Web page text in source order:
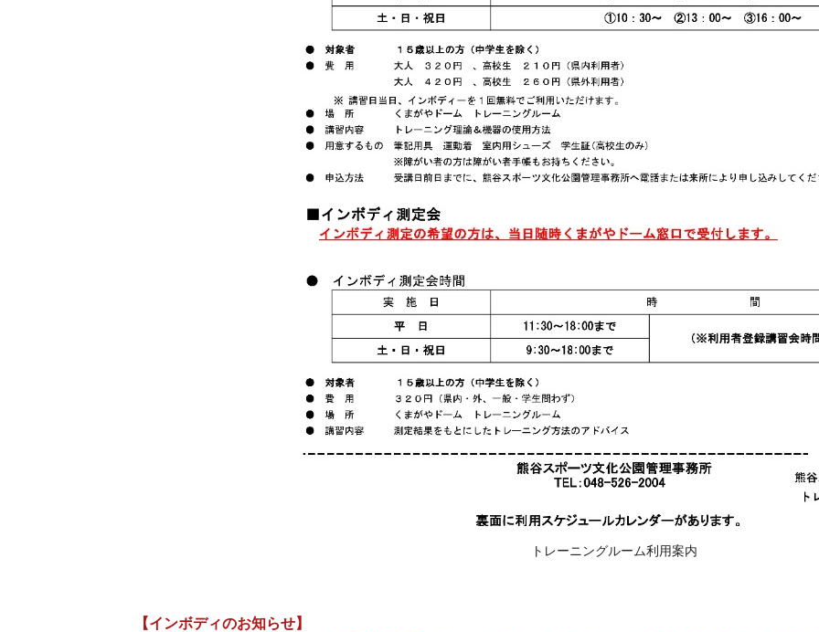
トレーニングルーム利用案内
【インボディのお知らせ】